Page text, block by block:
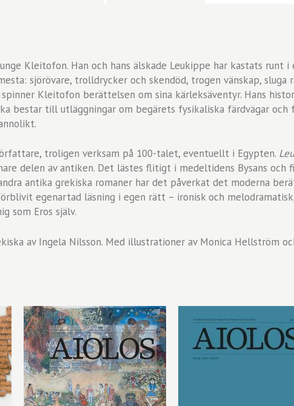
Kleitofon. Han och hans älskade Leukippe har kastats
sjörövare, trolldrycker och skendöd, trogen vänskap,
Kleitofon berättelsen om sina kärleksäventyr. Hans
bestar till utläggningar om begärets fysikaliska färdvägar och
troligen verksam på 100­-talet, even­tuellt i Egypten.
delen av antiken. Det lästes flitigt i medeltidens Bysans och
antika grekiska romaner har det påverkat det moderna
egenartad läsning i egen rätt – ironisk och
som Eros själv.
av Ingela Nilsson. Med illustrationer av Monica Hellström